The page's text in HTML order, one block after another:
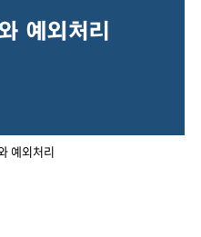
예외처리